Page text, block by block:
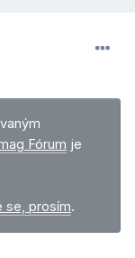
Fórum je
se, prosím.